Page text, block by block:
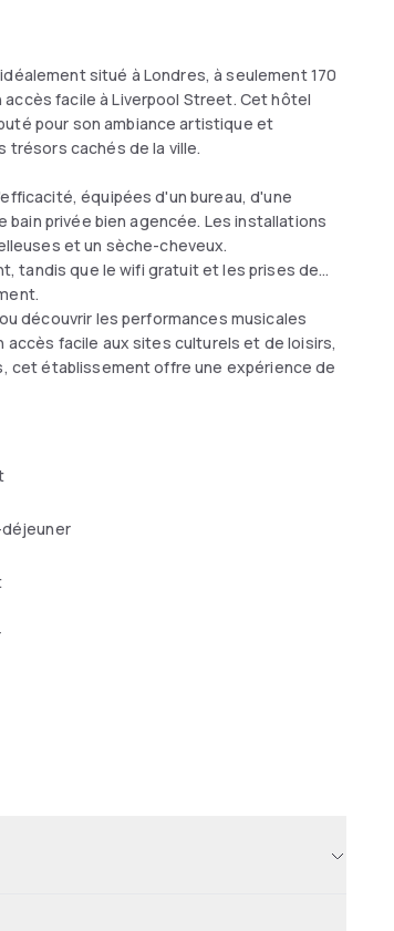
situé à Londres, à seulement 170
facile à Liverpool Street. Cet hôtel
pour son ambiance artistique et
trésors cachés de la ville.
équipées d'un bureau, d'une
privée bien agencée. Les installations
et un sèche-cheveux.
tandis que le wifi gratuit et les prises de
découvrir les performances musicales
facile aux sites culturels et de loisirs,
cet établissement offre une expérience de